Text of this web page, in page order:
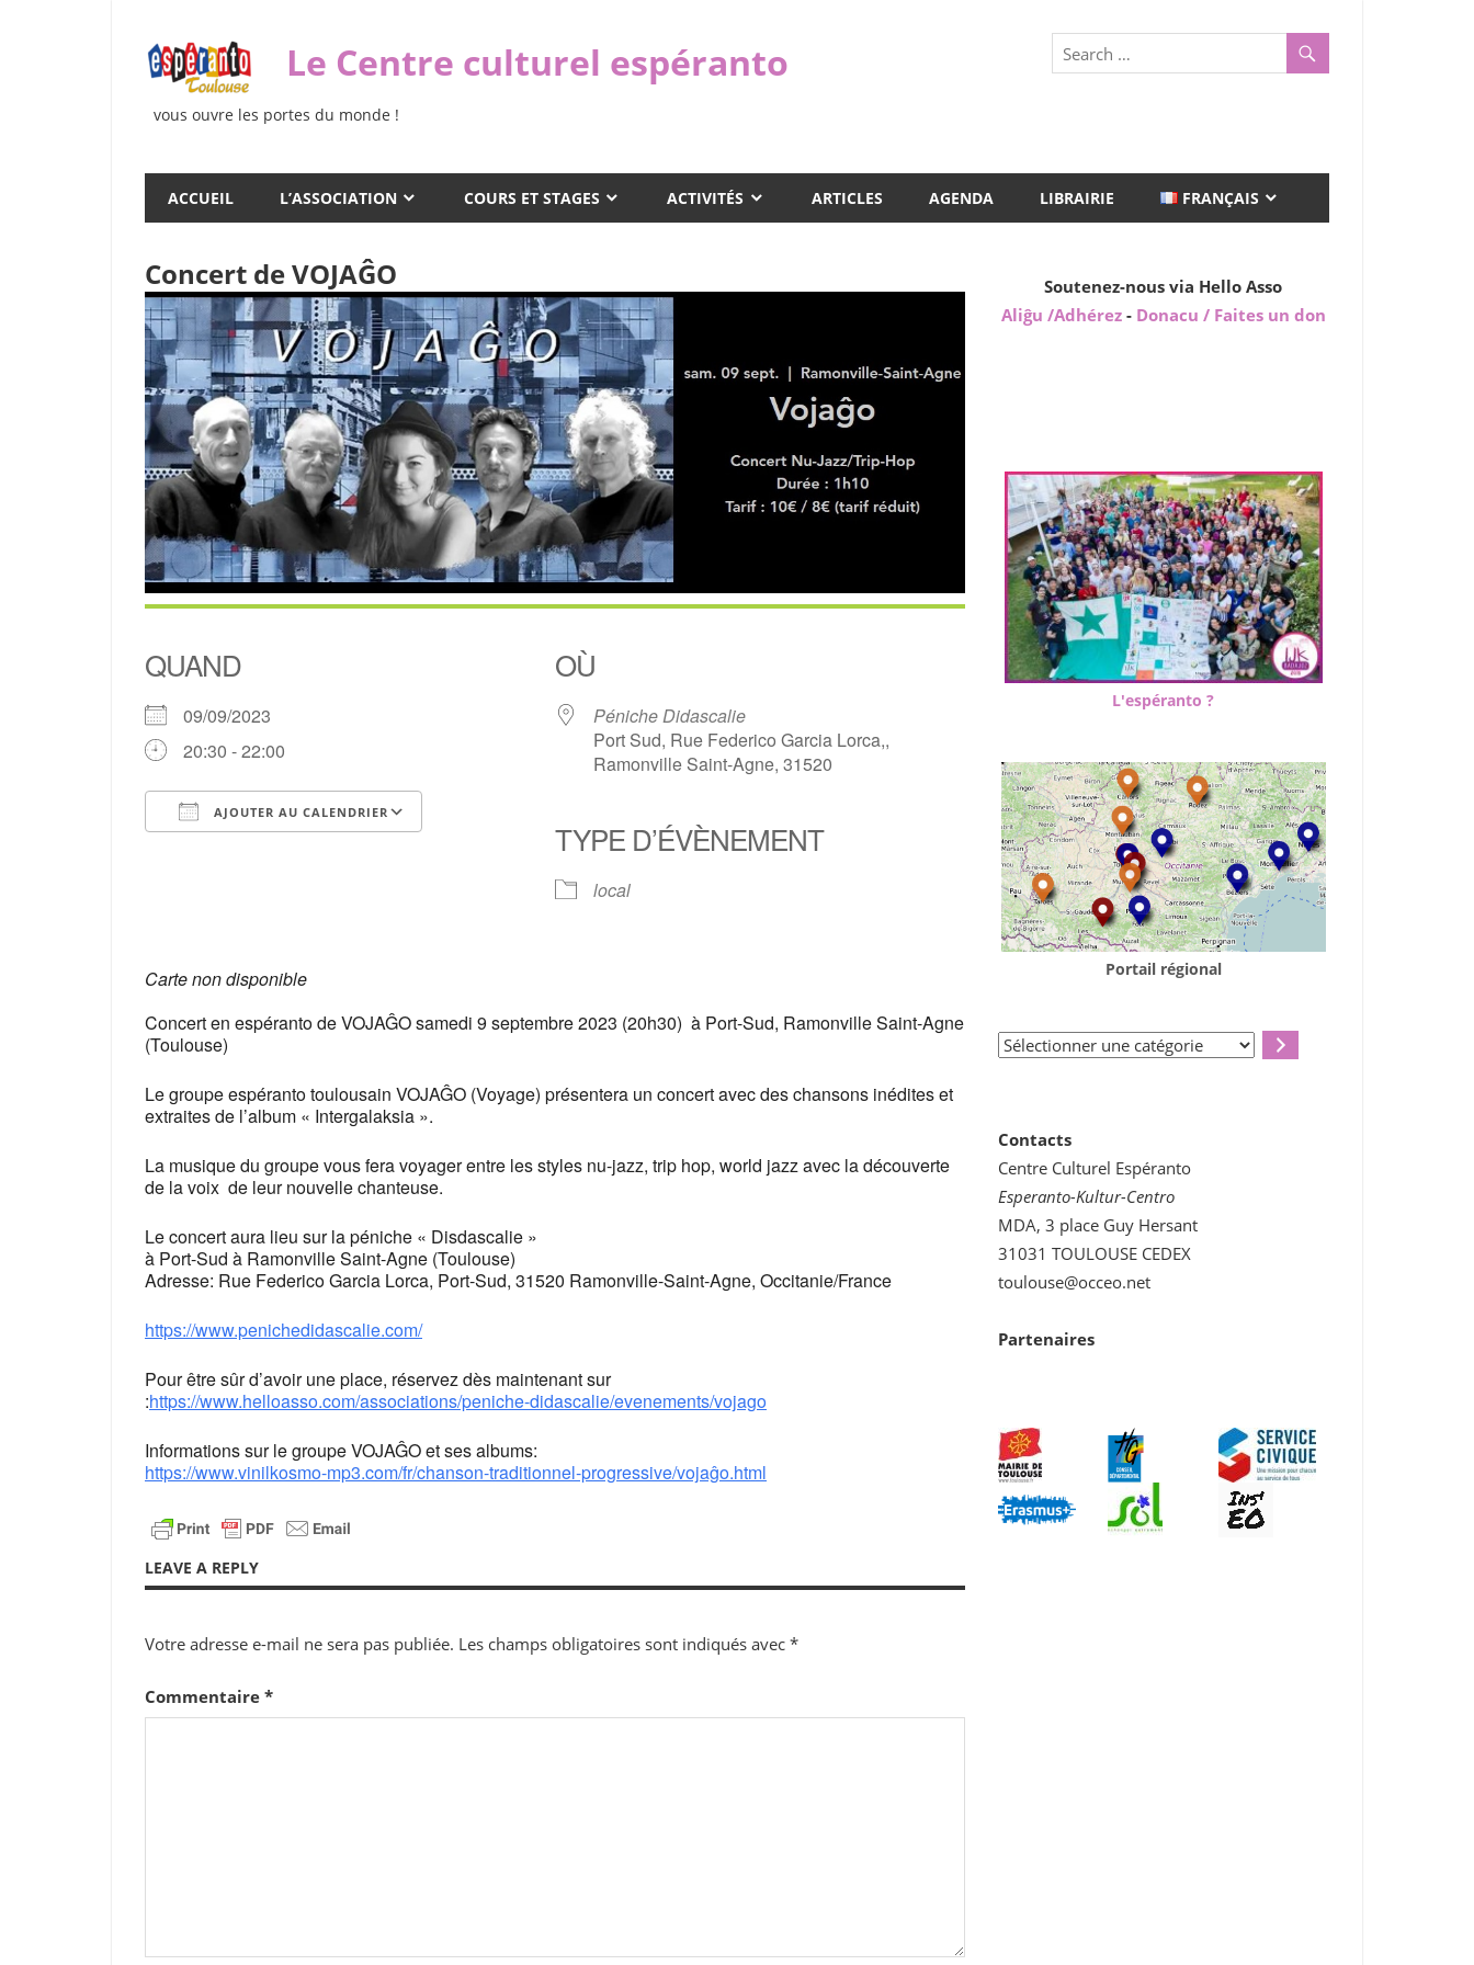
content
Le Centre culturel espéranto
vous ouvre les portes du monde !
ACCUEIL L’ASSOCIATION COURS ET STAGES ACTIVITÉS ARTICLES AGENDA LIBRAIRIE FRANÇAIS
Concert de VOJAĜO
QUAND
09/09/2023
20:30 - 22:00
AJOUTER AU CALENDRIER
Calendrier Google iCalendar Office 365 Outlook Live
OÙ
Péniche Didascalie
Port Sud, Rue Federico Garcia Lorca,,
Ramonville Saint-Agne, 31520
TYPE D’ÉVÈNEMENT
local
Carte non disponible
Concert en espéranto de VOJAĜO samedi 9 septembre 2023 (20h30) à Port-Sud, Ramonville Saint-Agne
(Toulouse)
Le groupe espéranto toulousain VOJAĜO (Voyage) présentera un concert avec des chansons inédites et
extraites de l’album « Intergalaksia ».
La musique du groupe vous fera voyager entre les styles nu-jazz, trip hop, world jazz avec la découverte
de la voix de leur nouvelle chanteuse.
Le concert aura lieu sur la péniche « Disdascalie »
à Port-Sud à Ramonville Saint-Agne (Toulouse)
Adresse: Rue Federico Garcia Lorca, Port-Sud, 31520 Ramonville-Saint-Agne, Occitanie/France
https://www.penichedidascalie.com/
Pour être sûr d’avoir une place, réservez dès maintenant sur
:https://www.helloasso.com/associations/peniche-didascalie/evenements/vojago
Informations sur le groupe VOJAĜO et ses albums:
https://www.vinilkosmo-mp3.com/fr/chanson-traditionnel-progressive/vojaĝo.html
LEAVE A REPLY
Votre adresse e-mail ne sera pas publiée. Les champs obligatoires sont indiqués avec *
Commentaire *
Soutenez-nous via Hello Asso
Aliĝu /Adhérez - Donacu / Faites un don
L'espéranto ?
Portail régional
Sélectionner
Contacts
Centre Culturel Espéranto
Esperanto-Kultur-Centro
MDA, 3 place Guy Hersant
31031 TOULOUSE CEDEX
toulouse@occeo.net
Partenaires